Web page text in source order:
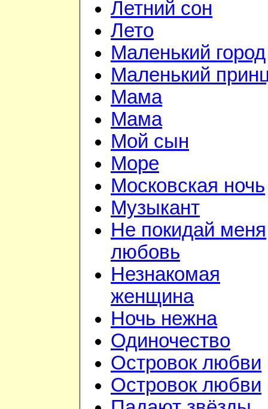
Летний сон
Лето
Маленький город
Маленький
Мама
Мама
Мой сын
Море
Московская ночь
Музыкант
Не покидай
любовь
Незнакомая
женщина
Ночь нежна
Одиночество
Островок любви
Островок любви